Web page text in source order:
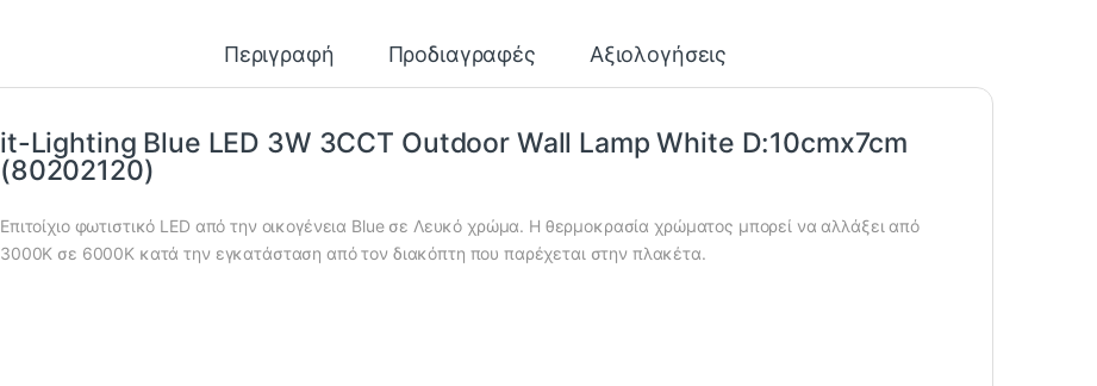
Περιγραφή Προδιαγραφές Αξιολογήσεις
it-Lighting Blue LED 3W 3CCT Outdoor Wall Lamp White D:10cmx7cm
(80202120)
Επιτοίχιο φωτιστικό LED από την οικογένεια Blue σε Λευκό χρώμα. Η θερμοκρασία χρώματος μπορεί να αλλάξει από
3000K σε 6000K κατά την εγκατάσταση από τον διακόπτη που παρέχεται στην πλακέτα.